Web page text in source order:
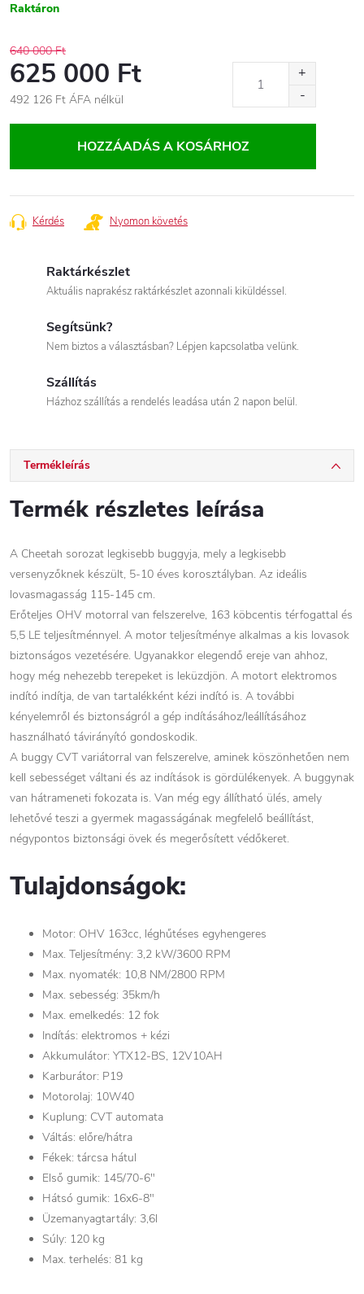
Raktáron
640 000 Ft
625 000 Ft
492 126 Ft ÁFA nélkül
HOZZÁADÁS A KOSÁRHOZ
Kérdés Nyomon követés
Raktárkészlet
Aktuális naprakész raktárkészlet azonnali kiküldéssel.
Segítsünk?
Nem biztos a választásban? Lépjen kapcsolatba velünk.
Szállítás
Házhoz szállítás a rendelés leadása után 2 napon belül.
Termékleírás
Termék részletes leírása
A Cheetah sorozat legkisebb buggyja, mely a legkisebb
versenyzőknek készült, 5-10 éves korosztályban. Az ideális
lovasmagasság 115-145 cm.
Erőteljes OHV motorral van felszerelve, 163 köbcentis térfogattal és
5,5 LE teljesítménnyel. A motor teljesítménye alkalmas a kis lovasok
biztonságos vezetésére. Ugyanakkor elegendő ereje van ahhoz,
hogy még nehezebb terepeket is leküzdjön. A motort elektromos
indító indítja, de van tartalékként kézi indító is. A további
kényelemről és biztonságról a gép indításához/leállításához
használható távirányító gondoskodik.
A buggy CVT variátorral van felszerelve, aminek köszönhetően nem
kell sebességet váltani és az indítások is gördülékenyek. A buggynak
van hátrameneti fokozata is. Van még egy állítható ülés, amely
lehetővé teszi a gyermek magasságának megfelelő beállítást,
négypontos biztonsági övek és megerősített védőkeret.
Tulajdonságok:
Motor: OHV 163cc, léghűtéses egyhengeres
Max. Teljesítmény: 3,2 kW/3600 RPM
Max. nyomaték: 10,8 NM/2800 RPM
Max. sebesség: 35km/h
Max. emelkedés: 12 fok
Indítás: elektromos + kézi
Akkumulátor: YTX12-BS, 12V10AH
Karburátor: P19
Motorolaj: 10W40
Kuplung: CVT automata
Váltás: előre/hátra
Fékek: tárcsa hátul
Első gumik: 145/70-6"
Hátsó gumik: 16x6-8"
Üzemanyagtartály: 3,6l
Súly: 120 kg
Max. terhelés: 81 kg